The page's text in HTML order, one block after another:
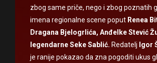
zbog same priče, nego i zbog poznatih
imena regionalne scene poput Renea
Dragana Bjelogrlića, Anđelke Stević
legendarne Seke Sablić. Redatelj Igor
je ranije pokazao da zna pogoditi ukus